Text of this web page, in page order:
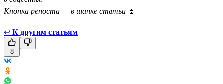
Кнопка репоста — в шапке статьи ⏫
↩ К другим статьям
8